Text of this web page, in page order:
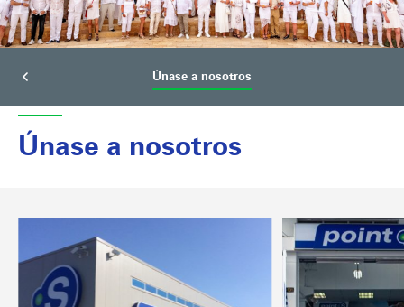
Únase a nosotros
Únase a nosotros